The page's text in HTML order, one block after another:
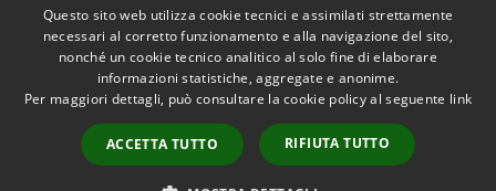
Accessibilità
Copyright © 2026 • Comune di
Castellana Grotte • Powered
byMunicipium
Accesso
redazione
Questo sito web utilizza cookie tecnici e assimilati strettamente
necessari al corretto funzionamento e alla navigazione del sito,
nonché un cookie tecnico analitico al solo fine di elaborare
informazioni statistiche, aggregate e anonime.
Per maggiori dettagli, può consultare la cookie policy al seguente link
ACCETTA TUTTO RIFIUTA TUTTO